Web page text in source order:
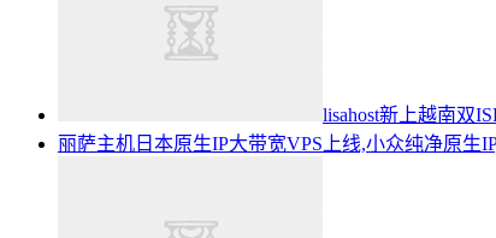
lisahost新上越南双
丽萨主机日本原生IP大带宽VPS上线,小众纯净原生